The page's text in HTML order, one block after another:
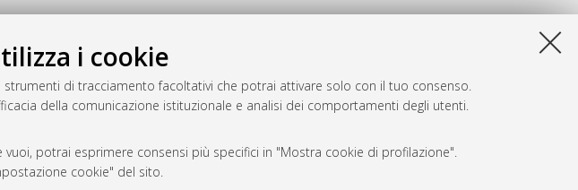
i cookie
di tracciamento facoltativi che potrai attivare solo con il tuo consenso.
della comunicazione istituzionale e analisi dei comportamenti degli utenti.
potrai esprimere consensi più specifici in "Mostra cookie di profilazione".
cookie" del sito.
Thu Aug 6 20:48:32 2026 CEST.